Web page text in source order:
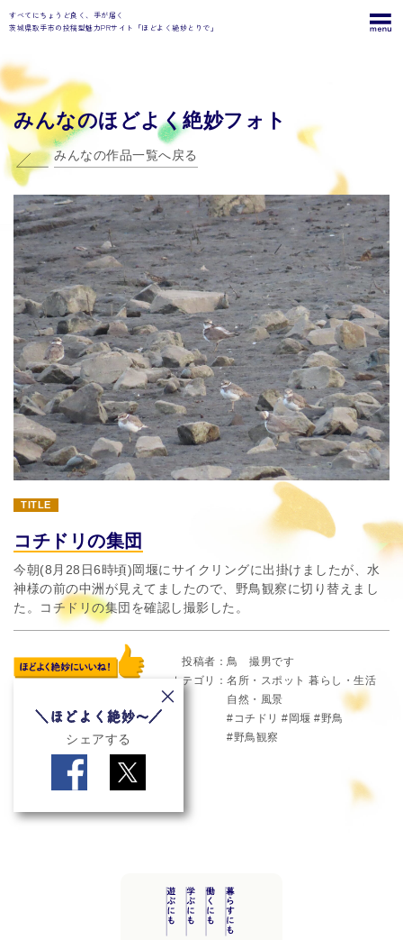
すべてにちょうど良く、手が届く
茨城県取手市の投稿型魅力PRサイト「ほどよく絶妙とりで」
みんなのほどよく絶妙フォト
みんなの作品一覧へ戻る
TITLE
コチドリの集団
今朝(8月28日6時頃)岡堰にサイクリングに出掛けましたが、水
神様の前の中洲が見えてましたので、野鳥観察に切り替えまし
た。コチドリの集団を確認し撮影した。
シェアする
投稿者
鳥 撮男です
カテゴリ
名所・スポット 暮らし・生活
自然・風景
コチドリ
岡堰
野鳥
野鳥観察